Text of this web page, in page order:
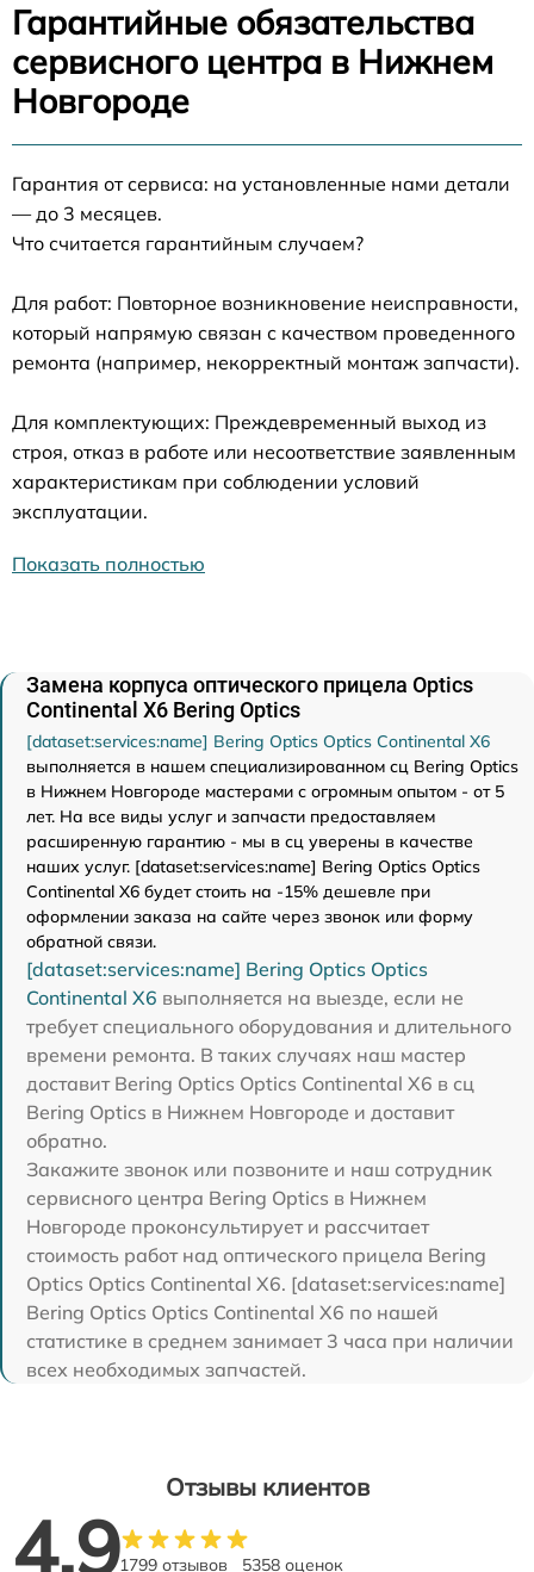
Гарантийные обязательства
сервисного центра в Нижнем
Новгороде
Гарантия от сервиса: на установленные нами детали
— до 3 месяцев.
Что считается гарантийным случаем?
Для работ: Повторное возникновение неисправности,
который напрямую связан с качеством проведенного
ремонта (например, некорректный монтаж запчасти).
Для комплектующих: Преждевременный выход из
строя, отказ в работе или несоответствие заявленным
характеристикам при соблюдении условий
эксплуатации.
Показать полностью
Замена корпуса оптического прицела Optics
Continental X6 Bering Optics
[dataset:services:name] Bering Optics Optics Continental X6
выполняется в нашем специализированном сц Bering Optics
в Нижнем Новгороде мастерами с огромным опытом - от 5
лет. На все виды услуг и запчасти предоставляем
расширенную гарантию - мы в сц уверены в качестве
наших услуг. [dataset:services:name] Bering Optics Optics
Continental X6 будет стоить на -15% дешевле при
оформлении заказа на сайте через звонок или форму
обратной связи.
[dataset:services:name] Bering Optics Optics
Continental X6 выполняется на выезде, если не
требует специального оборудования и длительного
времени ремонта. В таких случаях наш мастер
доставит Bering Optics Optics Continental X6 в сц
Bering Optics в Нижнем Новгороде и доставит
обратно.
Закажите звонок или позвоните и наш сотрудник
сервисного центра Bering Optics в Нижнем
Новгороде проконсультирует и рассчитает
стоимость работ над оптического прицела Bering
Optics Optics Continental X6. [dataset:services:name]
Bering Optics Optics Continental X6 по нашей
статистике в среднем занимает 3 часа при наличии
всех необходимых запчастей.
Отзывы клиентов
4.91799 отзывов 5358 оценок